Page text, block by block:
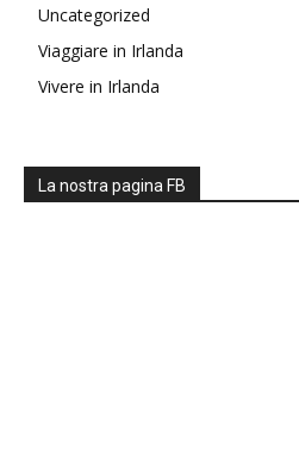
Uncategorized
Viaggiare in Irlanda
Vivere in Irlanda
La nostra pagina FB